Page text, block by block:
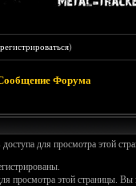
)
Форума
для просмотра этой
просмотра этой страницы.